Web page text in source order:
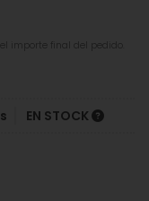
importe final del pedido.
EN STOCK